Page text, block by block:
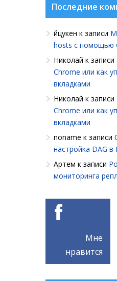
Последние
йцукен к записи
hosts с помощью
Николай к записи
Chrome или как
вкладками
Николай к записи
Chrome или как
вкладками
noname к записи
настройка DAG в
Артем к записи
мониторинга
Мне
нравится